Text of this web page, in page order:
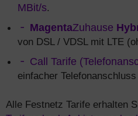
MBit/s.
MagentaZuhause
von DSL / VDSL mit LTE
Call Tarife
einfacher
Alle Festnetz Tarife erhalten